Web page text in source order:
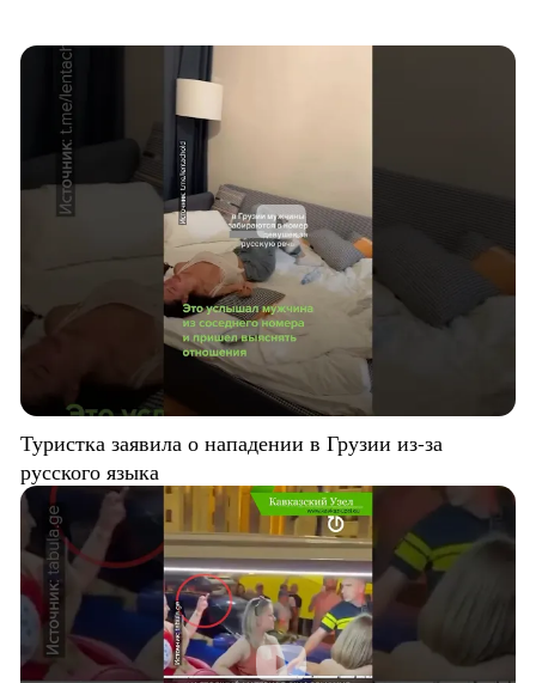
Туристка заявила о нападении в Грузии из-за
русского языка